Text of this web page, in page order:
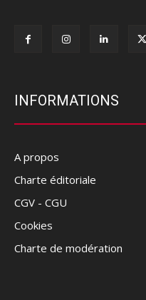
INFORMATIONS
A propos
Charte éditoriale
CGV - CGU
Cookies
Charte de modération